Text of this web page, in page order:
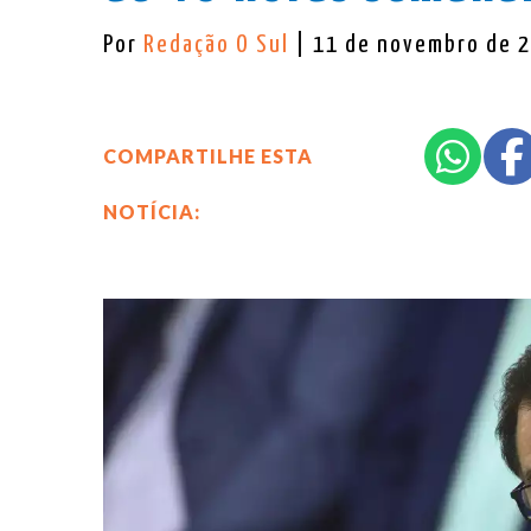
Por Redação O Sul | 11 de novembro de
COMPARTILHE ESTA
NOTÍCIA: